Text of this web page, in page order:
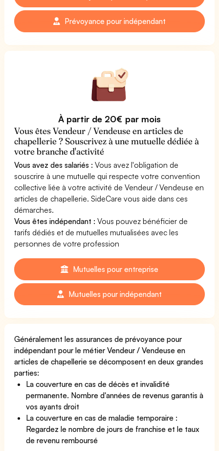
Prévoyance pour indépendant
À partir de 20€ par mois
Vous êtes Vendeur / Vendeuse en articles de
chapellerie ? Souscrivez à une mutuelle dédiée à
votre branche d'activité
Vous avez des salariés : Vous avez l'obligation de
souscrire à une mutuelle qui respecte votre convention
collective liée à votre activité de Vendeur / Vendeuse en
articles de chapellerie. SideCare vous aide dans ces
démarches.
Vous êtes indépendant : Vous pouvez bénéficier de
tarifs dédiés et de mutuelles mutualisées avec les
personnes de votre profession
Mutuelles pour entreprise
Mutuelles pour indépendant
Généralement les assurances de prévoyance pour
indépendant pour le métier Vendeur / Vendeuse en
articles de chapellerie se décomposent en deux grandes
parties:
La couverture en cas de décès et invalidité
permanente. Nombre d'années de revenus garantis à
vos ayants droit
La couverture en cas de maladie temporaire :
Regardez le nombre de jours de franchise et le taux
de revenu remboursé